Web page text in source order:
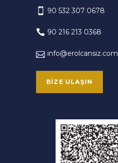
90 532 307 0678
90 216 213 0368
info@erolcansiz.com
BIZE ULAŞIN